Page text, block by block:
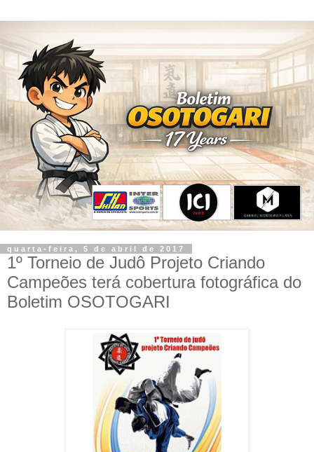
quarta-feira, 5 de abril de 2017
1º Torneio de Judô Projeto Criando
Campeões terá cobertura fotográfica do
Boletim OSOTOGARI